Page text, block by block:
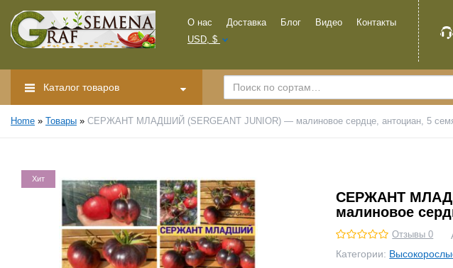
О нас Доставка Блог Видео
Контакты
USD, $
Каталог товаров
Home » Товары » СЕРЖАНТ МЛАДШИЙ (SERGEANT JUNIOR) — малиновое сердце, антоциан, 5
Хит
СЕРЖАНТ
малиновое
Отзывы 0
Категории: